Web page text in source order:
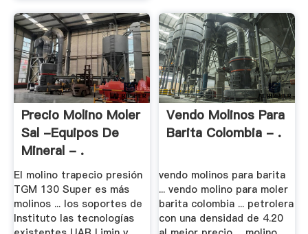
Precio Molino Moler
Sal -equipos De
Mineral - .
El molino trapecio presión
TGM 130 Super es más
molinos ... los soportes de
Instituto las tecnologías
Vendo Molinos Para
Barita Colombia - .
vendo molinos para barita
... vendo molino para moler
barita colombia ... petrolera
con una densidad de 4.20